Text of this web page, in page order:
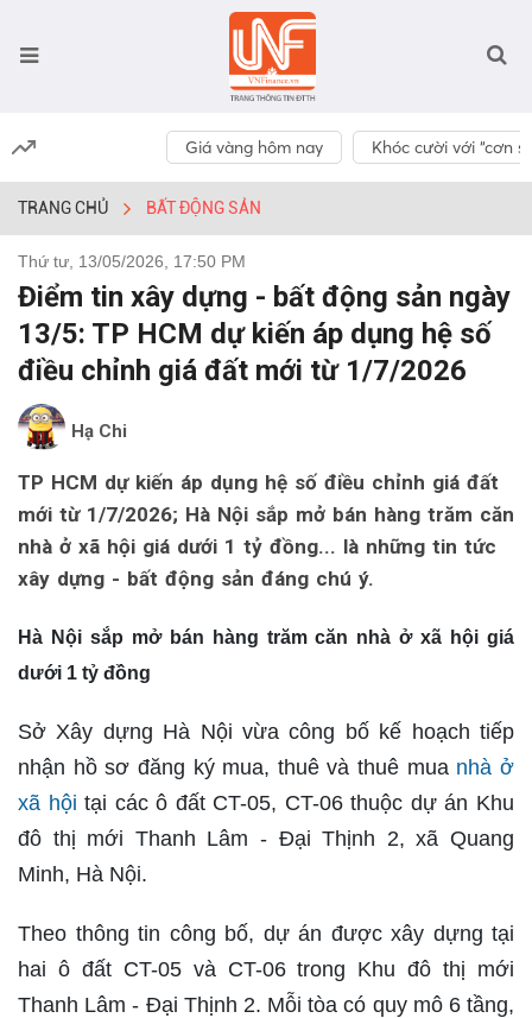
Giá vàng hôm nay Khóc cười với “cơn
TRANG CHỦ BẤT ĐỘNG SẢN
Thứ tư, 13/05/2026, 17:50 PM
Điểm tin xây dựng - bất động sản ngày
13/5: TP HCM dự kiến áp dụng hệ số
điều chỉnh giá đất mới từ 1/7/2026
Hạ Chi
TP HCM dự kiến áp dụng hệ số điều chỉnh giá đất
mới từ 1/7/2026; Hà Nội sắp mở bán hàng trăm căn
nhà ở xã hội giá dưới 1 tỷ đồng... là những tin tức
xây dựng - bất động sản đáng chú ý.
Hà Nội sắp mở bán hàng trăm căn nhà ở xã hội giá
dưới 1 tỷ đồng
Sở Xây dựng Hà Nội vừa công bố kế hoạch tiếp
nhận hồ sơ đăng ký mua, thuê và thuê mua nhà ở
xã hộitại các ô đất CT-05, CT-06 thuộc dự án Khu
đô thị mới Thanh Lâm - Đại Thịnh 2, xã Quang
Minh, Hà Nội.
Theo thông tin công bố, dự án được xây dựng tại
hai ô đất CT-05 và CT-06 trong Khu đô thị mới
Thanh Lâm - Đại Thịnh 2. Mỗi tòa có quy mô 6 tầng,